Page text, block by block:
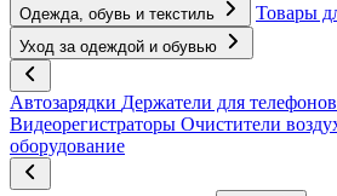
Одежда, обувь и текстиль Товары
Уход за одеждой и обувью
Автозарядки Держатели для
Видеорегистраторы Очистители
оборудование